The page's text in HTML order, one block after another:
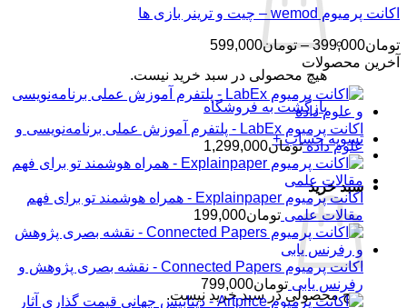
هیچ محصولی در سبد خرید نیست.
بازگشت به فروشگاه
تسویه حساب +
سبد خرید
هیچ محصولی در سبد خرید نیست.
اکانت پرمیوم wemod – چیت و ترینر بازی ها
تومان399,000
– تومان599,000
تومان399,000
تا
تومان599,000
آخرین محصولات
اکانت پرمیوم LabEx - پلتفرم آموزش عملی برنامه‌نویسی و
علوم داده تومان1,299,000
اکانت پرمیوم Explainpaper - همراه هوشمند تو برای فهم
مقالات علمی تومان199,000
اکانت پرمیوم Connected Papers - نقشه بصری پژوهش و
رفرنس یابی تومان799,000